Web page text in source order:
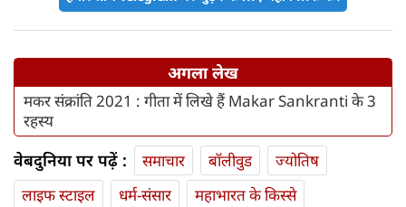
अगला लेख
मकर संक्रांति 2021 : गीता में लिखे हैं Makar Sankranti के 3
रहस्य
वेबदुनिया पर पढ़ें : समाचार बॉलीवुड
ज्योतिष
लाइफ स्‍टाइल
धर्म-संसार
महाभारत के किस्से